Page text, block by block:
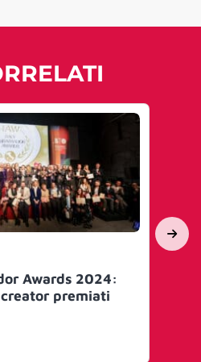
Awards 2024:
premiati